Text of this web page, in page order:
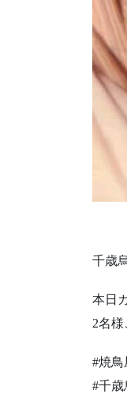
千歳
本日
2名
#焼鳥
#千歳